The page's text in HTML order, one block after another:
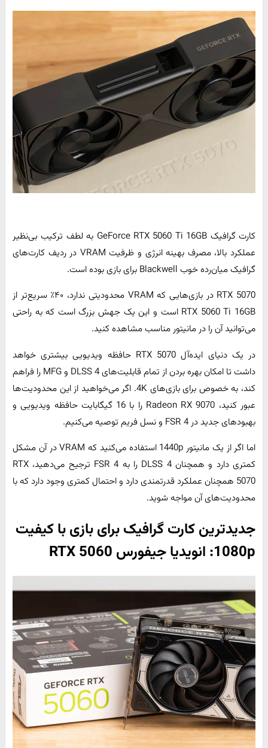
کارت گرافیک GeForce RTX 5060 Ti 16GB به لطف ترکیب بی‌نظیر
عملکرد بالا، مصرف بهینه انرژی و ظرفیت VRAM در ردیف کارت‌های
گرافیک میان‌رده خوب Blackwell برای بازی‌ بوده است.
RTX 5070 در بازی‌هایی که VRAM محدودیتی ندارد، ۴۰٪ سریع‌تر از
RTX 5060 Ti 16GB است و این یک جهش بزرگ است که به راحتی
می‌توانید آن را در مانیتور مناسب مشاهده کنید.
در یک دنیای ایده‌آل RTX 5070 حافظه ویدیویی بیشتری خواهد
داشت تا امکان بهره بردن از تمام قابلیت‌های DLSS 4 و MFG را فراهم
کند، به خصوص برای بازی‌های 4K. اگر می‌خواهید از این محدودیت‌ها
عبور کنید، Radeon RX 9070 را با 16 گیگابایت حافظه ویدیویی و
بهبودهای جدید در FSR 4 و نسل فریم توصیه می‌کنیم.
اما اگر از یک مانیتور 1440p استفاده می‌کنید که VRAM در آن مشکل
کمتری دارد و همچنان DLSS 4 را به FSR 4 ترجیح می‌دهید، RTX
5070 همچنان عملکرد قدرتمندی دارد و احتمال کمتری وجود دارد که با
محدودیت‌های آن مواجه شوید.
جدیدترین کارت گرافیک برای بازی با کیفیت
1080p: انویدیا جیفورس RTX 5060